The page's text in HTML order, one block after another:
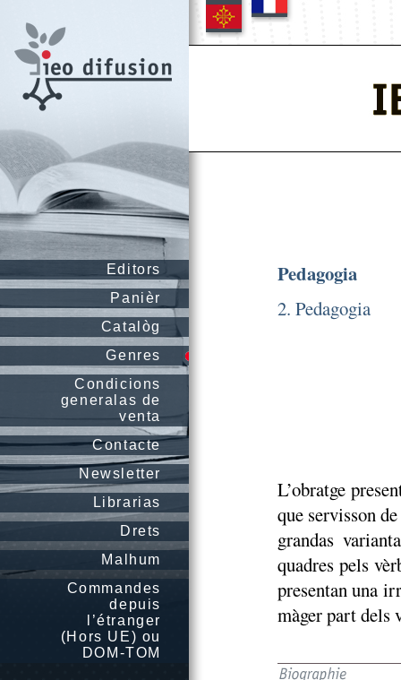
Editors
Panièr
Catalòg
Genres
Condicions
generalas de
venta
Contacte
Newsletter
Librarias
Drets
Malhum
Commandes
depuis
l’étranger
(Hors UE) ou
DOM-TOM
Pedagogia
2. Pedagogia
L’obratge
que servisson
grandas
quadres pels
presentan una
màger part dels